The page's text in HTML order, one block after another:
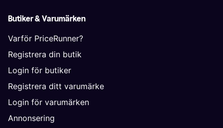
Butiker & Varumärken
Varför PriceRunner?
Registrera din butik
Login för butiker
Registrera ditt varumärke
Login för varumärken
Annonsering